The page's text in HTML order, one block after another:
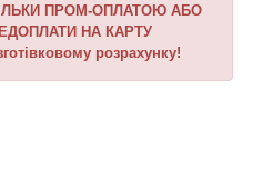
ПРОМ-ОПЛАТОЮ АБО
НА КАРТУ
розрахунку!